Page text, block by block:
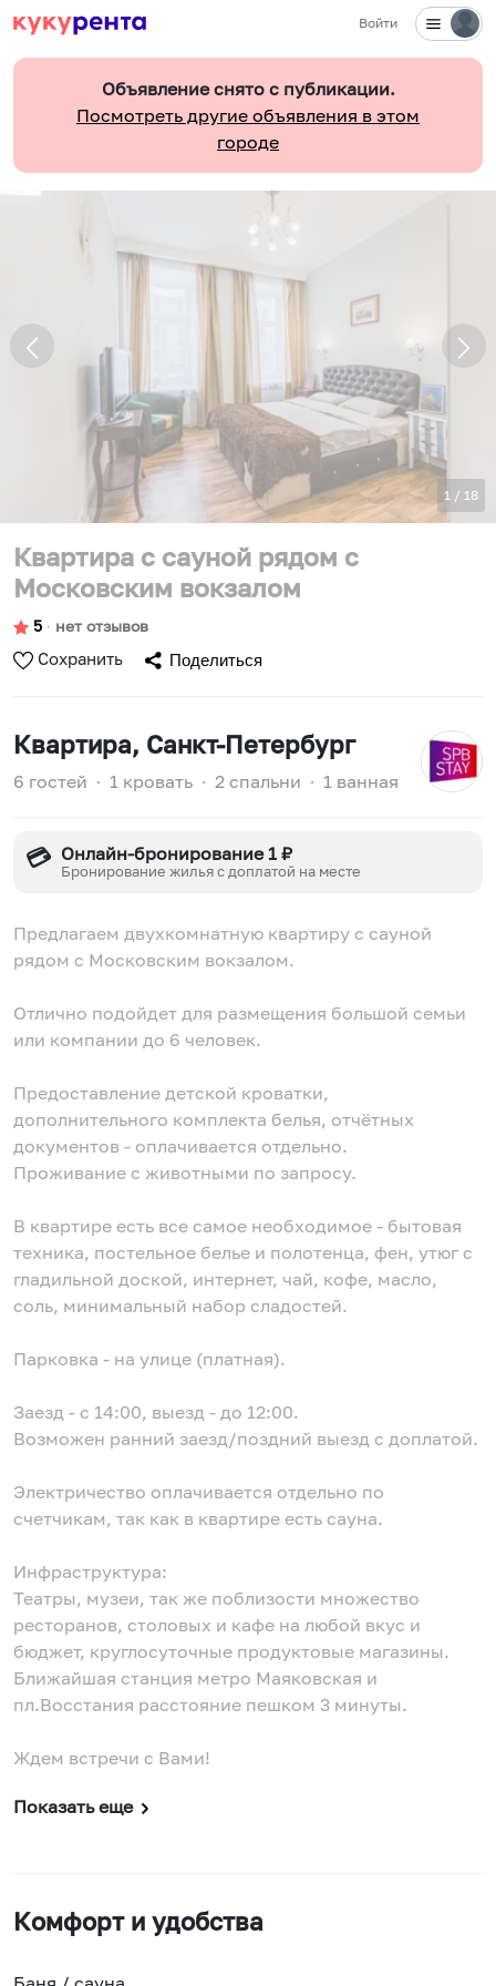
Войти
Объявление снято с публикации.
Посмотреть другие объявления в этом
городе
1 / 18
Квартира с сауной рядом с
Московским вокзалом
5 ∙ нет отзывов
Сохранить Поделиться
Квартира, Санкт-Петербург
6 гостей ∙ 1 кровать ∙ 2 спальни ∙ 1 ванная
💳 Онлайн-бронирование 1 ₽
Бронирование жилья с доплатой на месте
Предлагаем двухкомнатную квартиру с сауной
рядом с Московским вокзалом.
Отлично подойдет для размещения большой семьи
или компании до 6 человек.
Предоставление детской кроватки,
дополнительного комплекта белья, отчётных
документов - оплачивается отдельно.
Проживание с животными по запросу.
В квартире есть все самое необходимое - бытовая
техника, постельное белье и полотенца, фен, утюг с
гладильной доской, интернет, чай, кофе, масло,
соль, минимальный набор сладостей.
Парковка - на улице (платная).
Заезд - с 14:00, выезд - до 12:00.
Возможен ранний заезд/поздний выезд с доплатой.
Электричество оплачивается отдельно по
счетчикам, так как в квартире есть сауна.
Инфраструктура:
Театры, музеи, так же поблизости множество
ресторанов, столовых и кафе на любой вкус и
бюджет, круглосуточные продуктовые магазины.
Ближайшая станция метро Маяковская и
пл.Восстания расстояние пешком 3 минуты.
Ждем встречи с Вами!
Показать еще
Комфорт и удобства